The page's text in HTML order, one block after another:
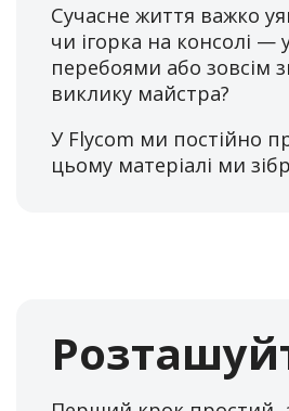
Сучасне життя важко
чи ігорка на консолі —
перебоями або зовсім
виклику майстра?
У Flycom ми постійно
цьому матеріалі ми